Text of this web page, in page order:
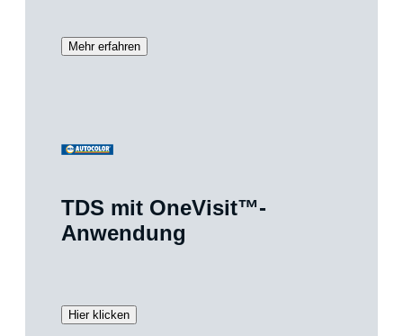
Mehr erfahren
TDS mit OneVisit™-
Anwendung
Hier klicken